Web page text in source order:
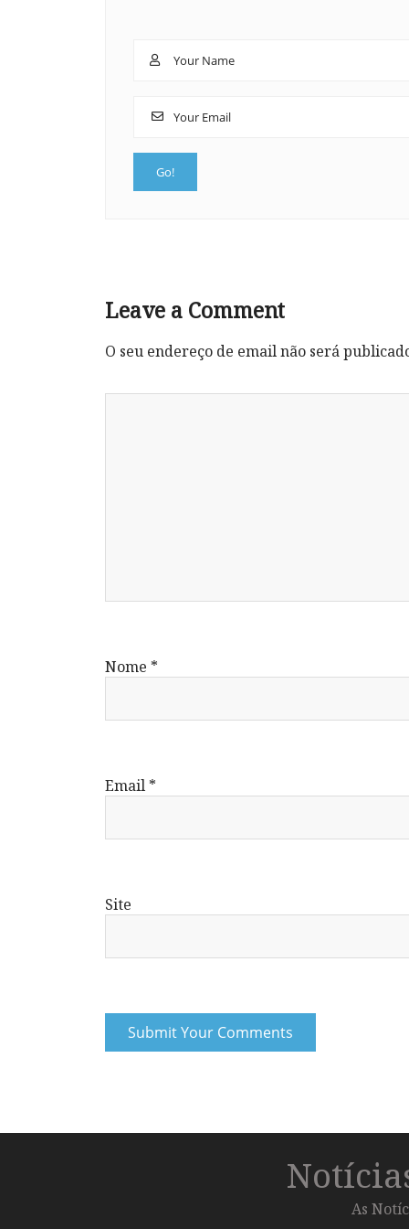
Leave a Comment
O seu endereço de email não será
Nome *
Email *
Site
As